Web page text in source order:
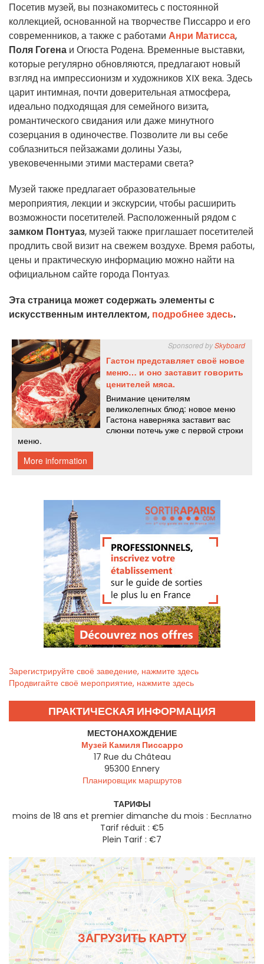
Посетив музей, вы познакомитесь с постоянной
коллекцией, основанной на творчестве Писсарро и его
современников, а также с работами Анри Матисса,
Поля Гогена и Огюста Родена. Временные выставки,
которые регулярно обновляются, предлагают новый
взгляд на импрессионизм и художников XIX века. Здесь
царит интимная, почти доверительная атмосфера,
идеально подходящая для семейного визита,
романтического свидания или даже минутного
созерцания в одиночестве. Позволите ли вы себе
соблазниться пейзажами долины Уазы,
увековеченными этими мастерами света?
Музей также предлагает образовательные
мероприятия, лекции и экскурсии, чтобы расширить
возможности посетителей. Расположенный рядом с
замком Понтуаз, музей также приглашает посетителей
продлить свой визит на свежем воздухе. Время работы,
цены и практическую информацию можно найти на
официальном сайте города Понтуаз.
Эта страница может содержать элементы с
искусственным интеллектом, подробнее здесь.
Зарегистрируйте своё заведение, нажмите здесь
Продвигайте своё мероприятие, нажмите здесь
ПРАКТИЧЕСКАЯ ИНФОРМАЦИЯ
МЕСТОНАХОЖДЕНИЕ
Музей Камиля Писсарро
17 Rue du Château
95300 Ennery
Планировщик маршрутов
ТАРИФЫ
moins de 18 ans et premier dimanche du mois : Бесплатно
Tarif réduit : €5
Plein Tarif : €7
ЗАГРУЗИТЬ КАРТУ